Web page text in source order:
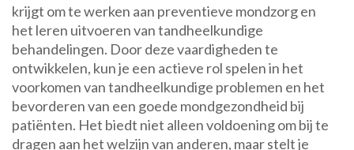
krijgt om te werken aan preventieve mondzorg en
het leren uitvoeren van tandheelkundige
behandelingen. Door deze vaardigheden te
ontwikkelen, kun je een actieve rol spelen in het
voorkomen van tandheelkundige problemen en het
bevorderen van een goede mondgezondheid bij
patiënten. Het biedt niet alleen voldoening om bij te
dragen aan het welzijn van anderen, maar stelt je